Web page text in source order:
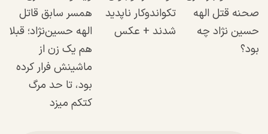
صحنه قتل الهه
حسین نژاد چه
بود؟
تکواندوکار ناپدید
شدند + عکس
همسر سابق قاتل
الهه حسین‌نژاد؛ قبلا
هم یک زن از
ماشینش فرار کرده
بود، تا حد مرگ
کتکم میزد